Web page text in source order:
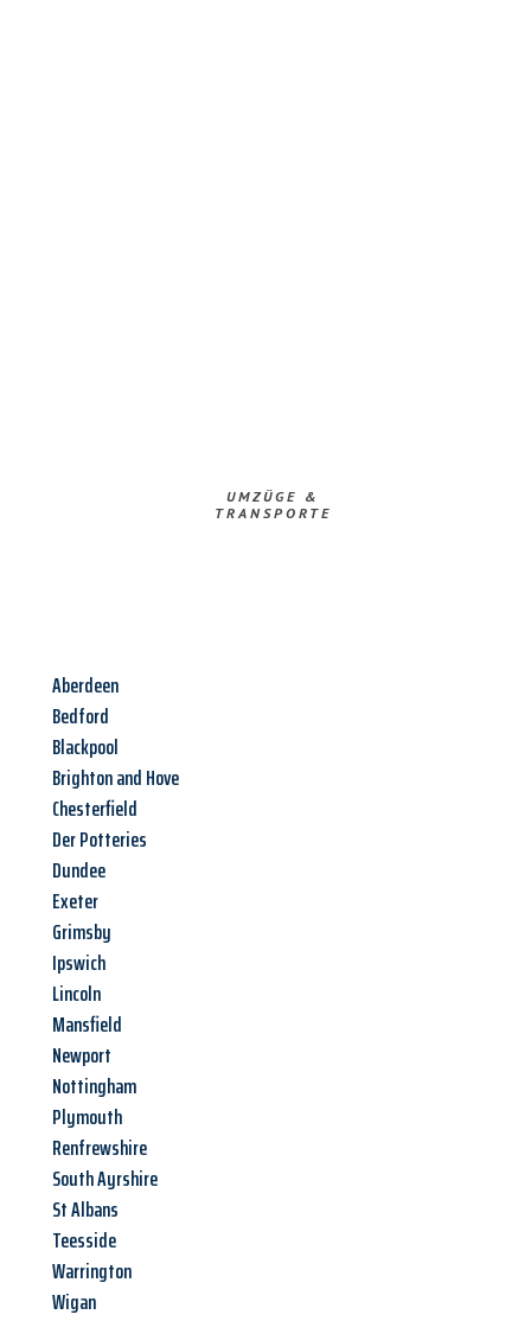
UMZÜGE &
TRANSPORTE
Aberdeen
Bedford
Blackpool
Brighton and Hove
Chesterfield
Der Potteries
Dundee
Exeter
Grimsby
Ipswich
Lincoln
Mansfield
Newport
Nottingham
Plymouth
Renfrewshire
South Ayrshire
St Albans
Teesside
Warrington
Wigan